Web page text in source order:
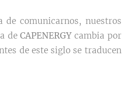
de comunicarnos, nuestros
deCAPENERGYcambia por
de este siglo se traducen